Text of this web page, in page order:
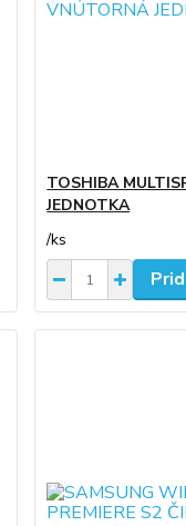
TOSHIBA
JEDNOTKA
/ks